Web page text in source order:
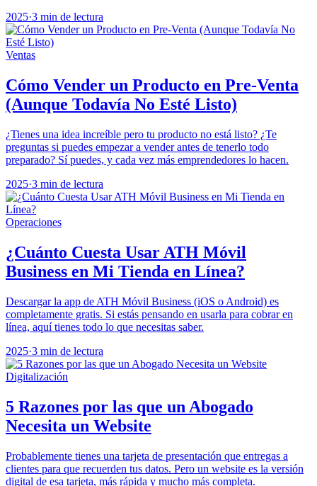
2025·3 min de lectura
Ventas
Cómo Vender un Producto en Pre-Venta
(Aunque Todavía No Esté Listo)
¿Tienes una idea increíble pero tu producto no está listo? ¿Te
preguntas si puedes empezar a vender antes de tenerlo todo
preparado? Sí puedes, y cada vez más emprendedores lo hacen.
2025·3 min de lectura
Operaciones
¿Cuánto Cuesta Usar ATH Móvil
Business en Mi Tienda en Línea?
Descargar la app de ATH Móvil Business (iOS o Android) es
completamente gratis. Si estás pensando en usarla para cobrar en
línea, aquí tienes todo lo que necesitas saber.
2025·3 min de lectura
Digitalización
5 Razones por las que un Abogado
Necesita un Website
Probablemente tienes una tarjeta de presentación que entregas a
clientes para que recuerden tus datos. Pero un website es la versión
digital de esa tarjeta, más rápida y mucho más completa.